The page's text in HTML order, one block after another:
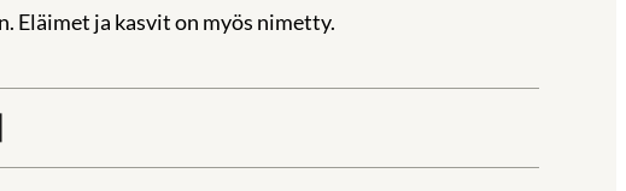
Eläimet ja kasvit on myös nimetty.